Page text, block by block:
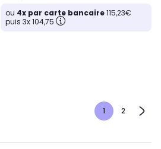
ou 4x par carte bancaire115,23€
puis 3x 104,75
1 2